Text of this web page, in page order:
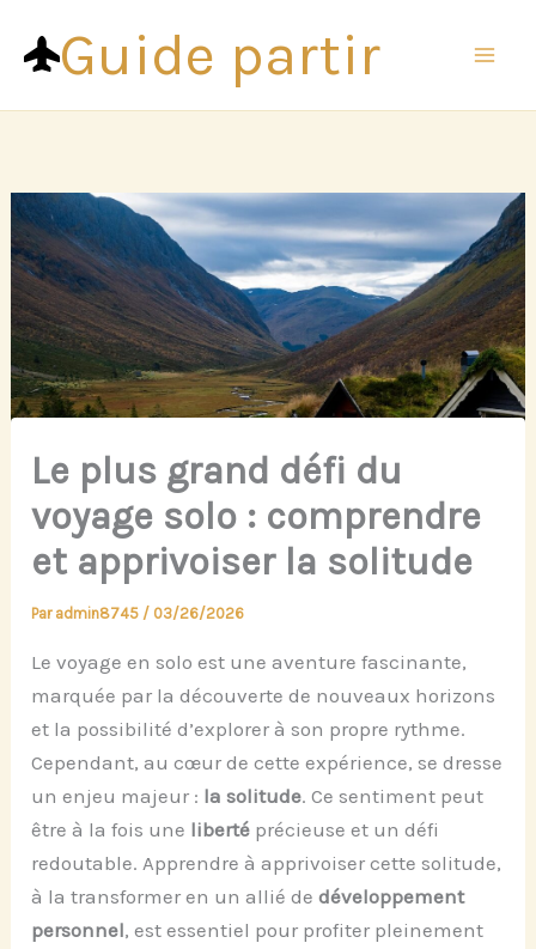
contenuGuide partir
Le plus grand défi du
voyage solo : comprendre
et apprivoiser la solitude
Par admin8745 / 03/26/2026
Le voyage en solo est une aventure fascinante,
marquée par la découverte de nouveaux horizons
et la possibilité d’explorer à son propre rythme.
Cependant, au cœur de cette expérience, se dresse
un enjeu majeur : la solitude. Ce sentiment peut
être à la fois une liberté précieuse et un défi
redoutable. Apprendre à apprivoiser cette solitude,
à la transformer en un allié dedéveloppement
personnel, est essentiel pour profiter pleinement